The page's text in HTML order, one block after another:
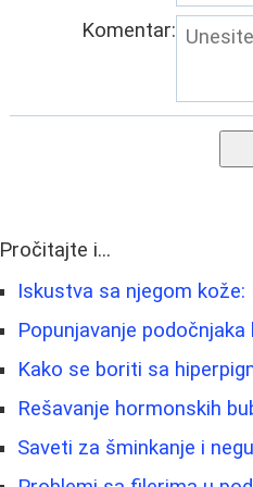
Komentar:
Pročitajte i...
Iskustva sa njegom
Popunjavanje
Kako se boriti sa
Rešavanje hormonskih
Saveti za šminkanje i